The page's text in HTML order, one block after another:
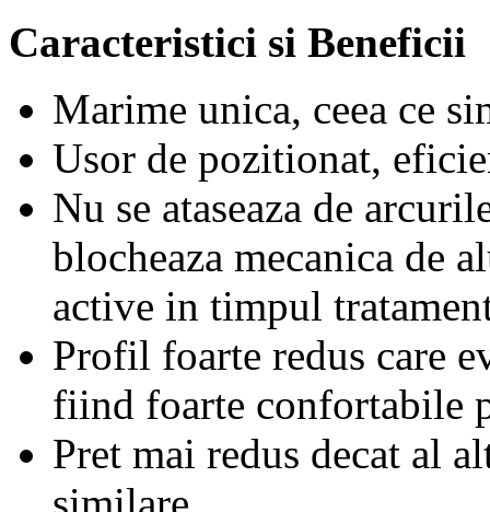
Caracteristici si Beneficii
Marime unica, ceea ce
Usor de pozitionat,
Nu se ataseaza de
blocheaza mecanica de
active in timpul
Profil foarte redus care
fiind foarte confortabile
Pret mai redus decat al
similare.